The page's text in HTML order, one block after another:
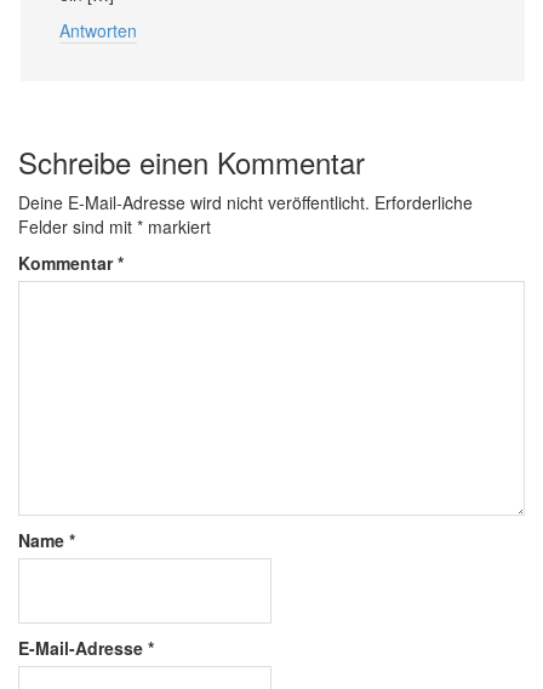
Antworten
Schreibe einen Kommentar
Deine E-Mail-Adresse wird nicht veröffentlicht. Erforderliche
Felder sind mit * markiert
Kommentar*
Name *
E-Mail-Adresse *